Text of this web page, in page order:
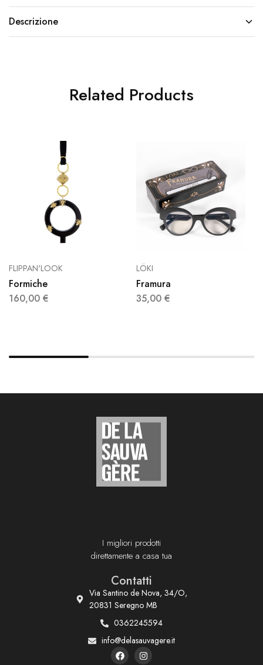
Descrizione
Related Products
FLIPPAN'LOOK
Formiche
160,00 €
LÖKI
Framura
35,00 €
I migliori prodotti
direttamente a casa tua
Contatti
Via Santino de Nova, 34/O,
20831 Seregno MB
0362245594
info@delasauvagere.it